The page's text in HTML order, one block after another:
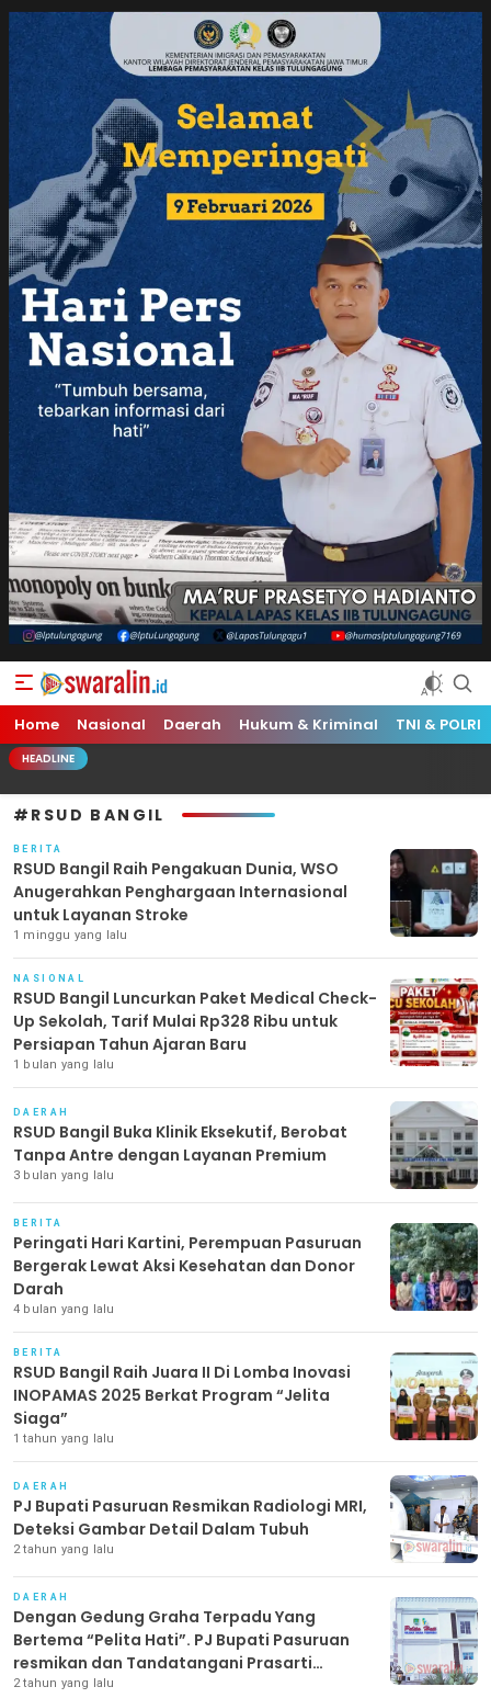
Swara Lin
Independent, Tajam & Profesional
Home Nasional Daerah Hukum & Kriminal TNI & POLRI
HEADLINE
#RSUD BANGIL
BERITA
RSUD Bangil Raih Pengakuan Dunia, WSO
Anugerahkan Penghargaan Internasional
untuk Layanan Stroke
1 minggu yang lalu
NASIONAL
RSUD Bangil Luncurkan Paket Medical Check-
Up Sekolah, Tarif Mulai Rp328 Ribu untuk
Persiapan Tahun Ajaran Baru
1 bulan yang lalu
DAERAH
RSUD Bangil Buka Klinik Eksekutif, Berobat
Tanpa Antre dengan Layanan Premium
3 bulan yang lalu
BERITA
Peringati Hari Kartini, Perempuan Pasuruan
Bergerak Lewat Aksi Kesehatan dan Donor
Darah
4 bulan yang lalu
BERITA
RSUD Bangil Raih Juara II Di Lomba Inovasi
INOPAMAS 2025 Berkat Program “Jelita
Siaga”
1 tahun yang lalu
DAERAH
PJ Bupati Pasuruan Resmikan Radiologi MRI,
Deteksi Gambar Detail Dalam Tubuh
2 tahun yang lalu
DAERAH
Dengan Gedung Graha Terpadu Yang
Bertema “Pelita Hati”. PJ Bupati Pasuruan
resmikan dan Tandatangani Prasarti
Gedung Baru di RSUD Bangil
2 tahun yang lalu